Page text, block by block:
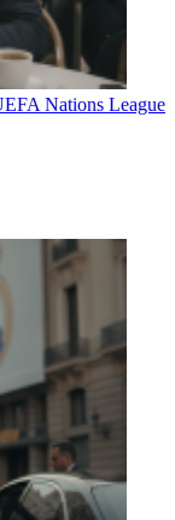
Nations League